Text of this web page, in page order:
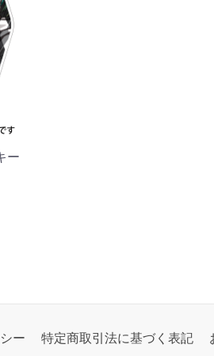
ー
ー 特定商取引法に基づく表記